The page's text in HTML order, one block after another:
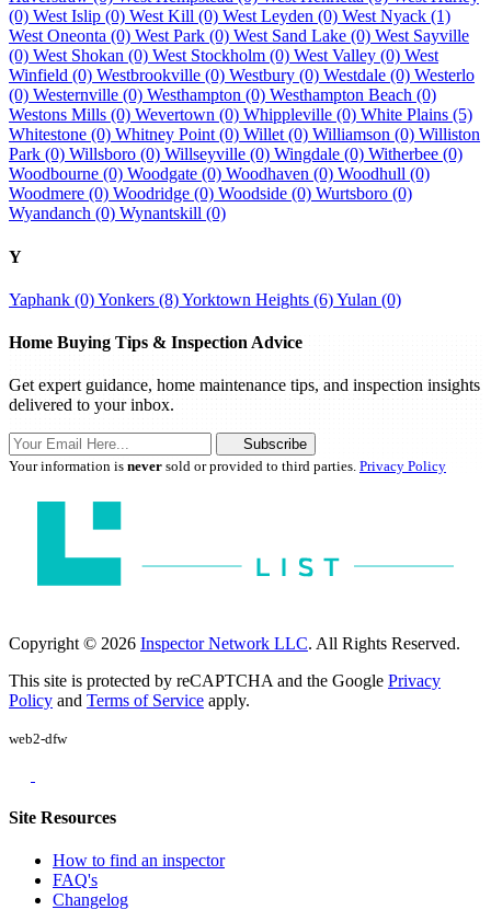
(0) West Islip (0) West Kill (0) West Leyden (0) West Nyack (1)
West Oneonta (0) West Park (0) West Sand Lake (0) West Sayville
(0) West Shokan (0) West Stockholm (0) West Valley (0) West
Winfield (0) Westbrookville (0) Westbury (0) Westdale (0) Westerlo
(0) Westernville (0) Westhampton (0) Westhampton Beach (0)
Westons Mills (0) Wevertown (0) Whippleville (0) White Plains (5)
Whitestone (0) Whitney Point (0) Willet (0) Williamson (0) Williston
Park (0) Willsboro (0) Willseyville (0) Wingdale (0) Witherbee (0)
Woodbourne (0) Woodgate (0) Woodhaven (0) Woodhull (0)
Woodmere (0) Woodridge (0) Woodside (0) Wurtsboro (0)
Wyandanch (0) Wynantskill (0)
Y
Yaphank (0)Yonkers (8)Yorktown Heights (6)Yulan (0)
Home Buying Tips & Inspection Advice
Get expert guidance, home maintenance tips, and inspection insights
delivered to your inbox.
Subscribe
Your information is never sold or provided to third parties. Privacy Policy
Copyright © 2026 Inspector Network LLC. All Rights Reserved.
This site is protected by reCAPTCHA and the Google Privacy
Policy and Terms of Service apply.
web2-dfw
Site Resources
How to find an inspector
FAQ's
Changelog